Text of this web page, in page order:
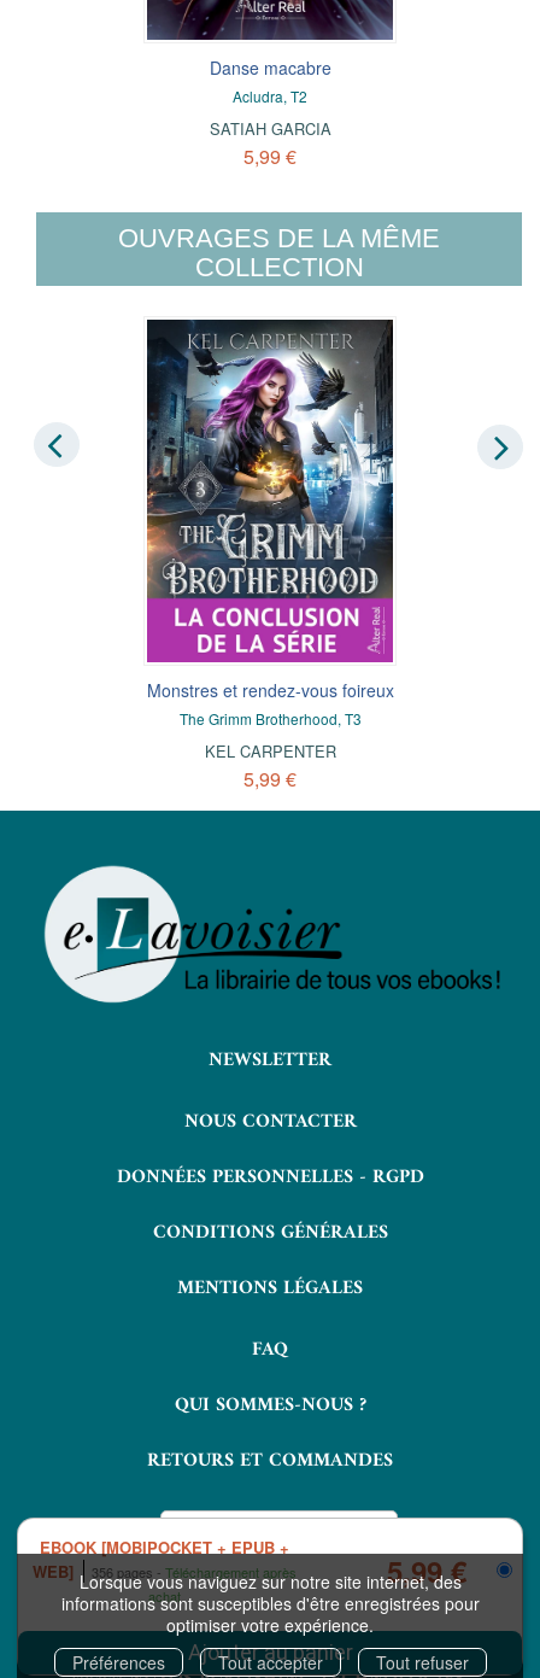
Lorsque vous naviguez sur notre site internet, des
informations sont susceptibles d'être enregistrées pour
optimiser votre expérience.
Préférences
Tout accepter Tout refuser
EBOOK [MOBIPOCKET + EPUB +
WEB]
356 pages
Téléchargement après
achat
5,99 €
Danse macabre
Acludra, T2
SATIAH GARCIA
5,99 €
OUVRAGES DE LA MÊME
COLLECTION
Monstres et rendez-vous foireux
The Grimm Brotherhood, T3
KEL CARPENTER
5,99 €
NEWSLETTER
NOUS CONTACTER
DONNÉES PERSONNELLES - RGPD
CONDITIONS GÉNÉRALES
MENTIONS LÉGALES
FAQ
QUI SOMMES-NOUS ?
RETOURS ET COMMANDES
COPYRIGHT © 2026 LAVOISIER ET NUXOS PUBLISHING TECHNOLOGIES.
IZIBOOK®ETIZIBOOKS®SONT DES MARQUES DÉPOSÉES DE LA